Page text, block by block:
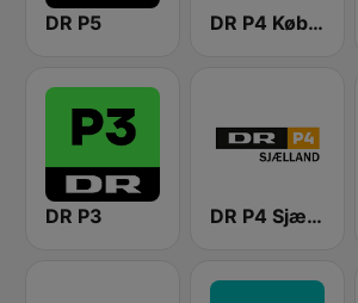
DR P5 DR P4 København
DR P3 DR P4 Sjælland